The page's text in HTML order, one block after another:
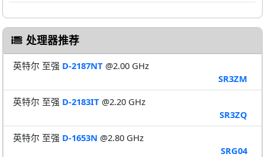
处理器推荐
英特尔 至强 D-2187NT @2.00 GHz
SR3ZM
英特尔 至强 D-2183IT @2.20 GHz
SR3ZQ
英特尔 至强 D-1653N @2.80 GHz
SRG04